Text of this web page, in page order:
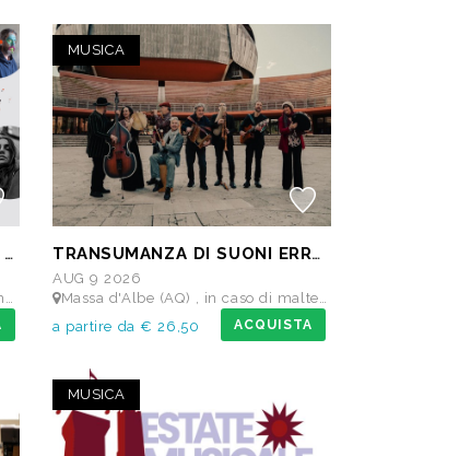
ABBONAMENTO 3 DAYS MAIN STAGE PASS • 11 settembre: Alborosie & Shengen Clan, DJ Gruff feat Gavino Murgia - Lauryyn - Beatrice Dellacasa, after party Dj Gruff • 12 settembre: Altea, Pellegrino, Casino Royale • 13 settembre: Meraz, Teho Teardo & Blixa Bargeld, C'Mon Tigre
MUSICA
TRANSUMANZA DI SUONI ERRANTI di Ambrogio Sparagna
AUG 9 2026
Massa d'Albe (AQ) , in caso di maltempo Teatro dei Marsi Avezzano AQ - Anfiteatro Romano di Alba Fucens
a partire da € 26,50
ACQUISTA
MUSICA